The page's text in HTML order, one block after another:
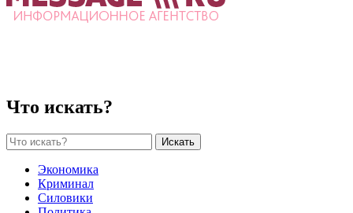
Что искать?
Искать
Экономика
Криминал
Силовики